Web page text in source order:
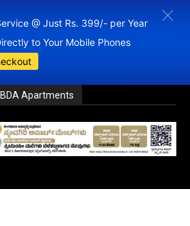
@ Just Rs. 399/- per Year
to Your Mobile Phones
BDA Apartments